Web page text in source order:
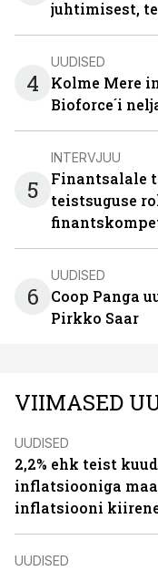
juhtimisest,
4
UUDISED
Kolme Mere
Bioforce´i
5
INTERVJUU
Finantsalale
teistsuguse
6
UUDISED
Coop Panga
Pirkko Saar
VIIMASED
UUDISED
2,2% ehk teist
inflatsiooniga
inflatsiooni
UUDISED